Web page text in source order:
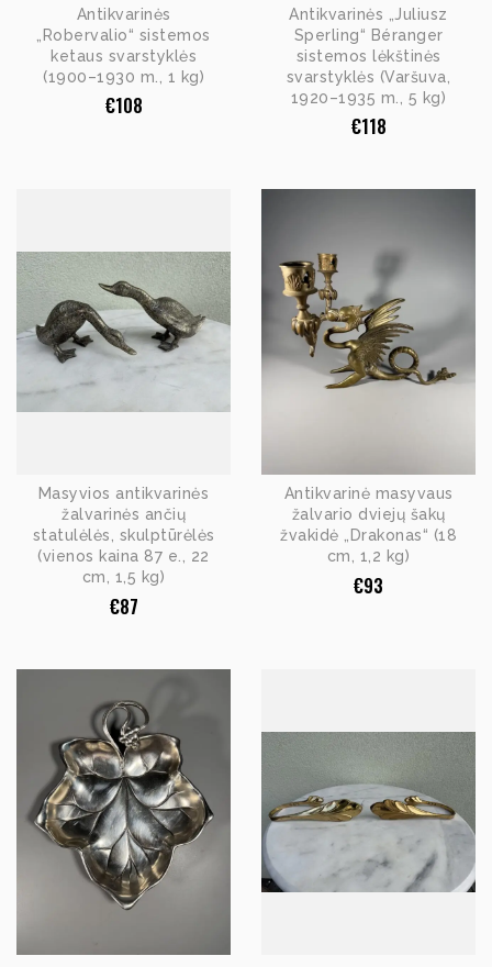
Antikvarinės
„Robervalio“ sistemos
ketaus svarstyklės
(1900–1930 m., 1 kg)
€108
Antikvarinės „Juliusz
Sperling“ Béranger
sistemos lėkštinės
svarstyklės (Varšuva,
1920–1935 m., 5 kg)
€118
Masyvios antikvarinės
žalvarinės ančių
statulėlės, skulptūrėlės
(vienos kaina 87 e., 22
cm, 1,5 kg)
€87
Antikvarinė masyvaus
žalvario dviejų šakų
žvakidė „Drakonas“ (18
cm, 1,2 kg)
€93